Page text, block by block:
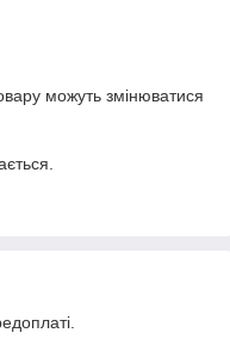
можуть змінюватися